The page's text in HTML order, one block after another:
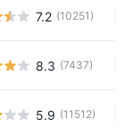
7.2 (10251)
8.3 (7437)
5.9 (11512)